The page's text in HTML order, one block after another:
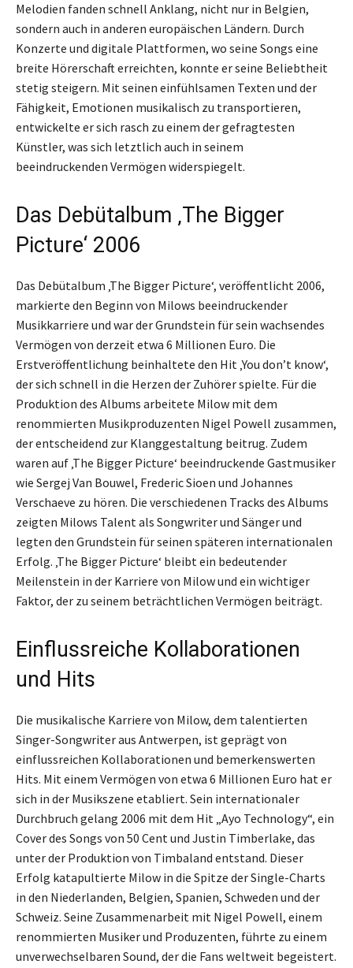
Melodien fanden schnell Anklang, nicht nur in Belgien,
sondern auch in anderen europäischen Ländern. Durch
Konzerte und digitale Plattformen, wo seine Songs eine
breite Hörerschaft erreichten, konnte er seine Beliebtheit
stetig steigern. Mit seinen einfühlsamen Texten und der
Fähigkeit, Emotionen musikalisch zu transportieren,
entwickelte er sich rasch zu einem der gefragtesten
Künstler, was sich letztlich auch in seinem
beeindruckenden Vermögen widerspiegelt.
Das Debütalbum ‚The Bigger
Picture‘ 2006
Das Debütalbum ‚The Bigger Picture‘, veröffentlicht 2006,
markierte den Beginn von Milows beeindruckender
Musikkarriere und war der Grundstein für sein wachsendes
Vermögen von derzeit etwa 6 Millionen Euro. Die
Erstveröffentlichung beinhaltete den Hit ‚You don’t know‘,
der sich schnell in die Herzen der Zuhörer spielte. Für die
Produktion des Albums arbeitete Milow mit dem
renommierten Musikproduzenten Nigel Powell zusammen,
der entscheidend zur Klanggestaltung beitrug. Zudem
waren auf ‚The Bigger Picture‘ beeindruckende Gastmusiker
wie Sergej Van Bouwel, Frederic Sioen und Johannes
Verschaeve zu hören. Die verschiedenen Tracks des Albums
zeigten Milows Talent als Songwriter und Sänger und
legten den Grundstein für seinen späteren internationalen
Erfolg. ‚The Bigger Picture‘ bleibt ein bedeutender
Meilenstein in der Karriere von Milow und ein wichtiger
Faktor, der zu seinem beträchtlichen Vermögen beiträgt.
Einflussreiche Kollaborationen
und Hits
Die musikalische Karriere von Milow, dem talentierten
Singer-Songwriter aus Antwerpen, ist geprägt von
einflussreichen Kollaborationen und bemerkenswerten
Hits. Mit einem Vermögen von etwa 6 Millionen Euro hat er
sich in der Musikszene etabliert. Sein internationaler
Durchbruch gelang 2006 mit dem Hit „Ayo Technology“, ein
Cover des Songs von 50 Cent und Justin Timberlake, das
unter der Produktion von Timbaland entstand. Dieser
Erfolg katapultierte Milow in die Spitze der Single-Charts
in den Niederlanden, Belgien, Spanien, Schweden und der
Schweiz. Seine Zusammenarbeit mit Nigel Powell, einem
renommierten Musiker und Produzenten, führte zu einem
unverwechselbaren Sound, der die Fans weltweit begeistert.